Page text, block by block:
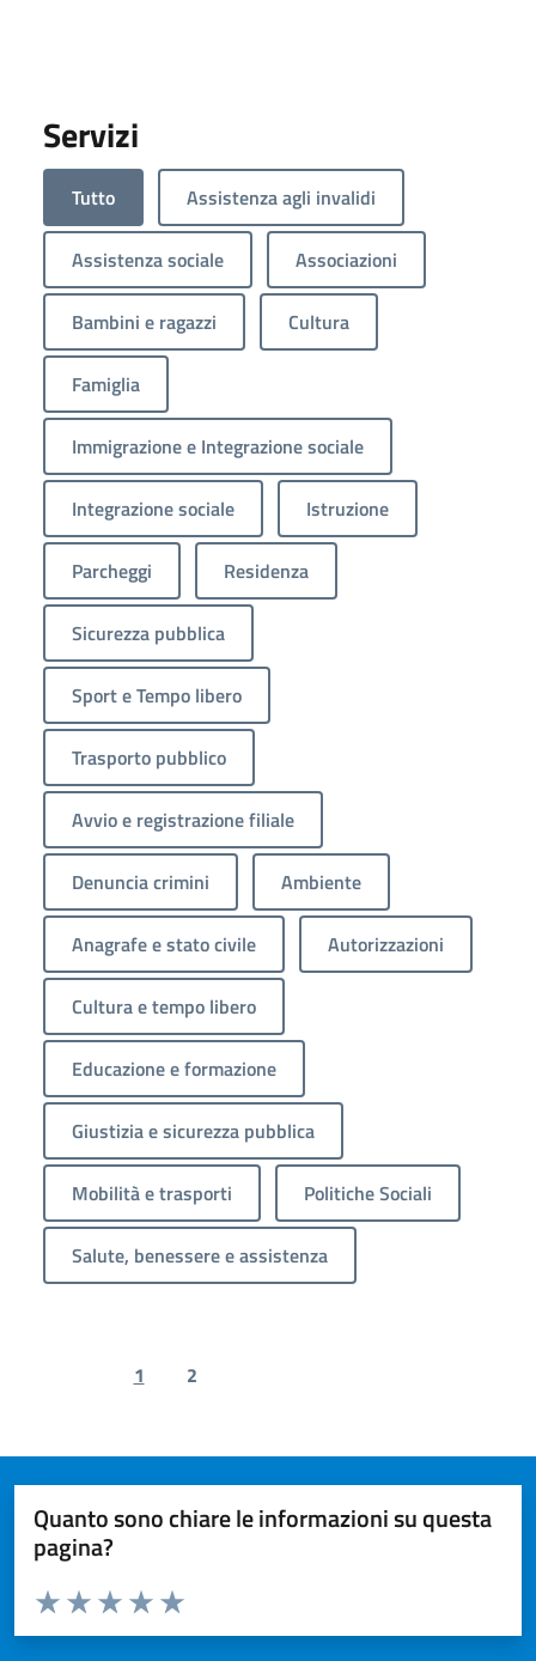
Servizi
Tutto Assistenza agli invalidi
Assistenza sociale Associazioni
Bambini e ragazzi Cultura
Famiglia
Immigrazione e Integrazione sociale
Integrazione sociale Istruzione
Parcheggi Residenza
Sicurezza pubblica
Sport e Tempo libero
Trasporto pubblico
Avvio e registrazione filiale
Denuncia crimini Ambiente
Anagrafe e stato civile Autorizzazioni
Cultura e tempo libero
Educazione e formazione
Giustizia e sicurezza pubblica
Mobilità e trasporti Politiche Sociali
Salute, benessere e assistenza
Previous page
1 2
Quanto sono chiare le informazioni su questa
pagina?
Valuta da 1 a 5 stelle la pagina
Valuta 5 stelle su 5
Valuta 4 stelle su 5
Valuta 3 stelle su 5
Valuta 2 stelle su 5
Valuta 1 stelle su 5